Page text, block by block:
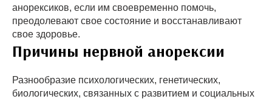
анорексиков, если им своевременно помочь,
преодолевают свое состояние и восстанавливают
свое здоровье.
Причины нервной анорексии
Разнообразие психологических, генетических,
биологических, связанных с развитием и социальных